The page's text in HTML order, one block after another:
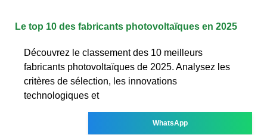
Le top 10 des fabricants photovoltaïques en 2025
Découvrez le classement des 10 meilleurs
fabricants photovoltaïques de 2025. Analysez les
critères de sélection, les innovations
technologiques et
WhatsApp